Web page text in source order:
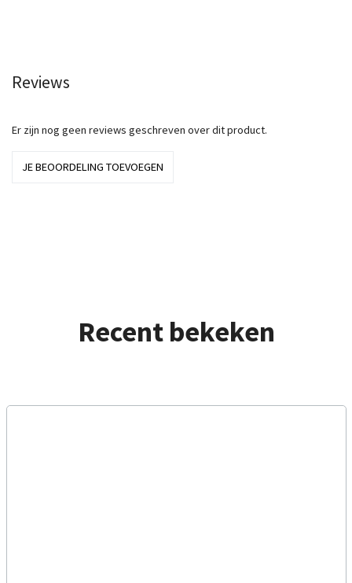
Reviews
Er zijn nog geen reviews geschreven over dit product.
JE BEOORDELING TOEVOEGEN
Recent bekeken